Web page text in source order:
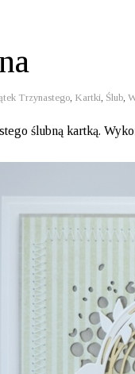
Trzynastego, Kartki, Ślub,
ślubną kartką.